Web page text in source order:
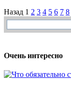
Назад 1 2 3 4 5 6 7 8
Очень интересно